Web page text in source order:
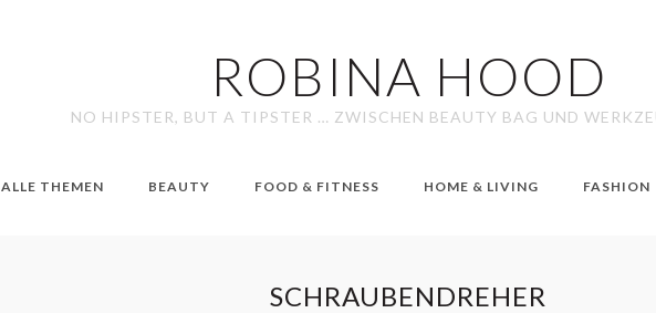
ROBINA HOOD
NO HIPSTER, BUT A TIPSTER … ZWISCHEN BEAUTY BAG UND
ALLE THEMEN BEAUTY FOOD & FITNESS HOME & LIVING FASHION
SCHRAUBENDREHER